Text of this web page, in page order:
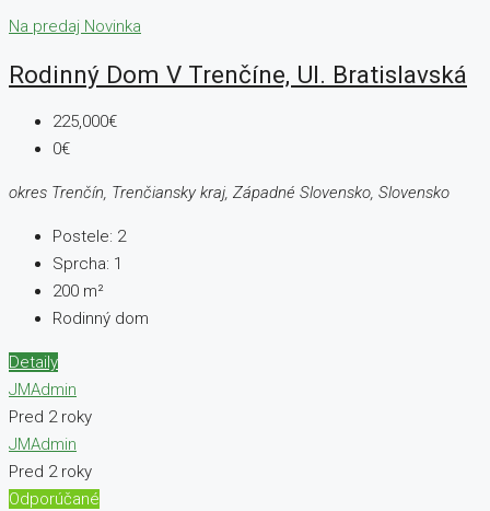
Na predaj Novinka
Rodinný Dom V Trenčíne, Ul. Bratislavská
225,000€
0€
okres Trenčín, Trenčiansky kraj, Západné Slovensko, Slovensko
Postele: 2
Sprcha: 1
200 m²
Rodinný dom
Detaily
JMAdmin
Pred 2 roky
JMAdmin
Pred 2 roky
Odporúčané